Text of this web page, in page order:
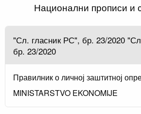
Национални прописи и
"Сл. гласник РС", бр. 23/2020
бр. 23/2020
Правилник о личној заштитној
MINISTARSTVO EKONOMIJE